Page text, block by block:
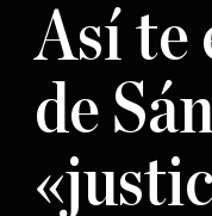
Así te
de